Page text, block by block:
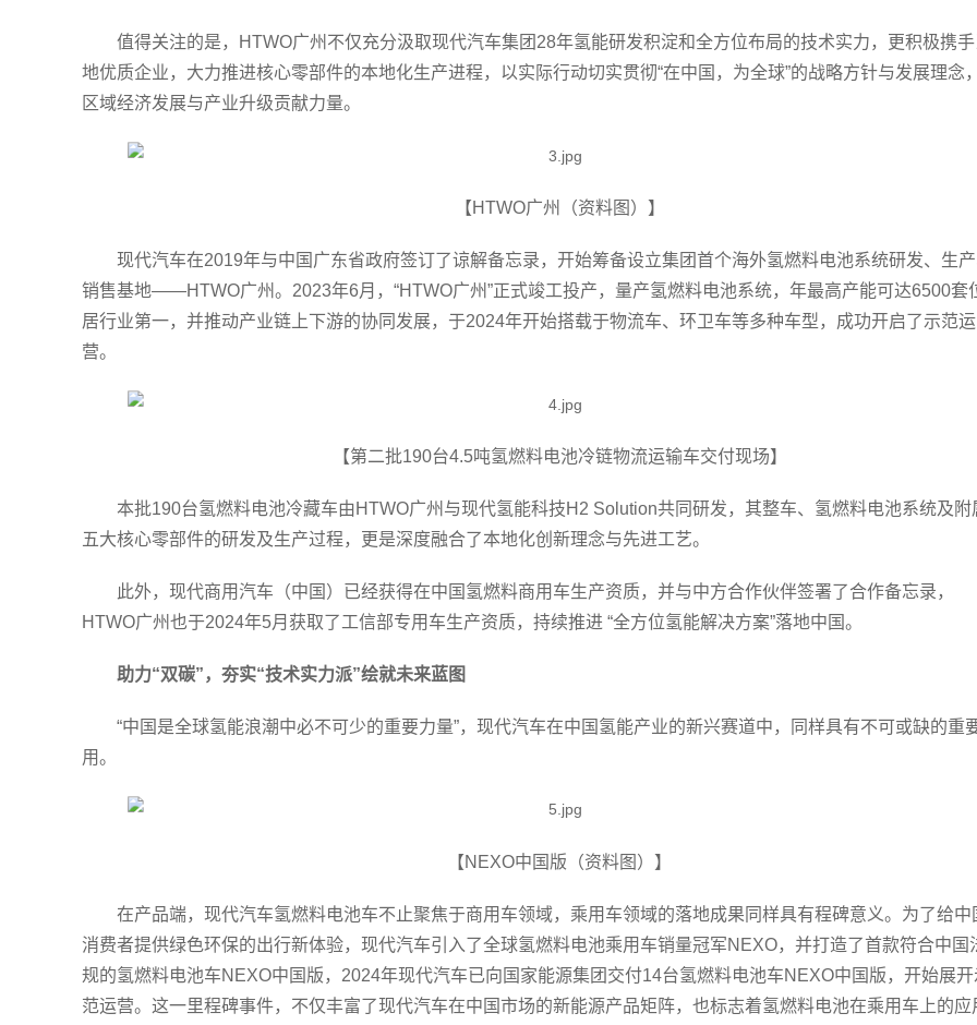
值得关注的是，HTWO广州不仅充分汲取现代汽车集团28年氢能研发积淀和全方位布局的技术实力，更积极携手
地优质企业，大力推进核心零部件的本地化生产进程，以实际行动切实贯彻“在中国，为全球”的战略方针与发展理念
区域经济发展与产业升级贡献力量。
【HTWO广州（资料图）】
现代汽车在2019年与中国广东省政府签订了谅解备忘录，开始筹备设立集团首个海外氢燃料电池系统研发、生产
销售基地——HTWO广州。2023年6月，“HTWO广州”正式竣工投产，量产氢燃料电池系统，年最高产能可达6500套
居行业第一，并推动产业链上下游的协同发展，于2024年开始搭载于物流车、环卫车等多种车型，成功开启了示范运
营。
【第二批190台4.5吨氢燃料电池冷链物流运输车交付现场】
本批190台氢燃料电池冷藏车由HTWO广州与现代氢能科技H2 Solution共同研发，其整车、氢燃料电池系统及附
五大核心零部件的研发及生产过程，更是深度融合了本地化创新理念与先进工艺。
此外，现代商用汽车（中国）已经获得在中国氢燃料商用车生产资质，并与中方合作伙伴签署了合作备忘录，
HTWO广州也于2024年5月获取了工信部专用车生产资质，持续推进 “全方位氢能解决方案”落地中国。
助力“双碳”，夯实“技术实力派”绘就未来蓝图
“中国是全球氢能浪潮中必不可少的重要力量”，现代汽车在中国氢能产业的新兴赛道中，同样具有不可或缺的重
用。
【NEXO中国版（资料图）】
在产品端，现代汽车氢燃料电池车不止聚焦于商用车领域，乘用车领域的落地成果同样具有程碑意义。为了给中
消费者提供绿色环保的出行新体验，现代汽车引入了全球氢燃料电池乘用车销量冠军NEXO，并打造了首款符合中国
规的氢燃料电池车NEXO中国版，2024年现代汽车已向国家能源集团交付14台氢燃料电池车NEXO中国版，开始展开
范运营。这一里程碑事件，不仅丰富了现代汽车在中国市场的新能源产品矩阵，也标志着氢燃料电池在乘用车上的应